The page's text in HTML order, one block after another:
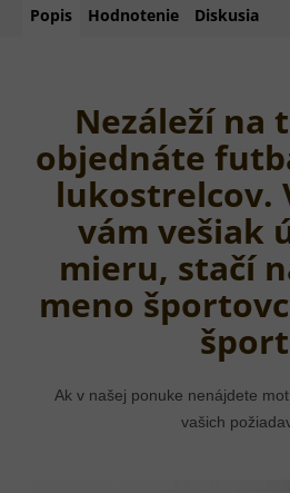
Popis Hodnotenie Diskusia
Nezáleží na
objednáte
lukostrelcov.
vám vešiak
mieru, stačí
meno
Ak v našej ponuke nenájdete
vašich